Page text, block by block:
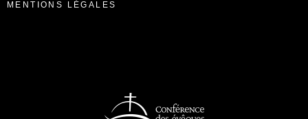
MENTIONS LÉGALES